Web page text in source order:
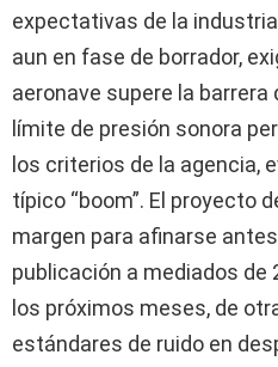
expectativas de la
aun en fase de borrador,
aeronave supere la
límite de presión sonora
los criterios de la agencia,
típico “boom”. El proyecto
margen para afinarse
publicación a mediados de
los próximos meses, de
estándares de ruido en